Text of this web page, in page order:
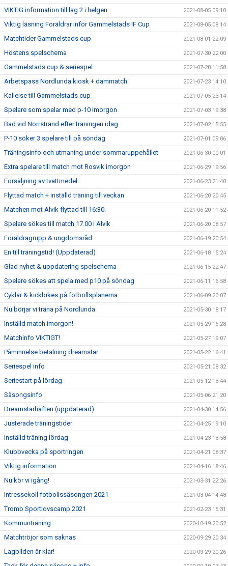
VIKTIG information till lag 2 i helgen 2021-08-05 09:10
Viktig läsning Föräldrar inför Gammelstads IF Cup 2021-08-05 08:14
Matchtider Gammelstads cup 2021-08-01 22:09
Höstens spelschema 2021-07-30 22:00
Gammelstads cup & seriespel 2021-07-28 11:58
Arbetspass Nordlunda kiosk + dammatch 2021-07-23 14:10
Kallelse till Gammelstads cup 2021-07-05 23:14
Spelare som spelar med p-10 imorgon 2021-07-03 19:38
Bad vid Norrstrand efter träningen idag 2021-07-02 15:55
P-10 söker 3 spelare till på söndag 2021-07-01 09:06
Träningsinfo och utmaning under sommaruppehållet 2021-06-30 00:01
Extra spelare till match mot Rosvik imorgon 2021-06-29 19:56
Försäljning av tvättmedel 2021-06-23 21:40
Flyttad match + inställd träning till veckan 2021-06-20 20:45
Matchen mot Alvik flyttad till 16:30. 2021-06-20 11:52
Spelare sökes till match 17.00 i Alvik 2021-06-20 08:57
Föräldragrupp & ungdomsråd 2021-06-19 20:54
En till träningstid! (Uppdaterad) 2021-06-18 15:24
Glad nyhet & uppdatering spelschema 2021-06-15 22:47
Spelare sökes att spela med p10 på söndag 2021-06-11 16:58
Cyklar & kickbikes på fotbollsplanerna 2021-06-09 20:07
Nu börjar vi träna på Nordlunda 2021-05-30 18:17
Inställd match imorgon! 2021-05-29 16:28
Matchinfo VIKTIGT! 2021-05-27 19:07
Påminnelse betalning dreamstar 2021-05-22 16:41
Seriespel info 2021-05-21 08:32
Seriestart på lördag 2021-05-12 18:44
Säsongsinfo 2021-05-06 21:20
Dreamstarhäften (uppdaterad) 2021-04-30 14:56
Justerade träningstider 2021-04-25 19:10
Inställd träning lördag 2021-04-23 18:58
Klubbvecka på sportringen 2021-04-21 08:37
Viktig information 2021-04-16 18:46
Nu kör vi igång! 2021-03-31 22:26
Intressekoll fotbollssäsongen 2021 2021-03-04 14:48
Tromb Sportlovscamp 2021 2021-02-23 15:31
Kommunträning 2020-10-19 20:52
Matchtröjor som saknas 2020-09-29 20:34
Lagbilden är klar! 2020-09-29 20:26